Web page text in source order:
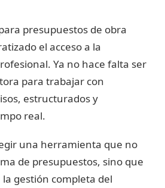
presupuestos de obra
el acceso a la
Ya no hace falta ser
para trabajar con
estructurados y
real.
una herramienta que no
de presupuestos, sino que
gestión completa del